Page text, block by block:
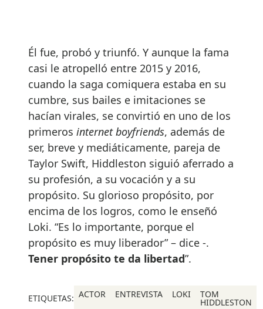
Él fue, probó y triunfó. Y aunque la fama
casi le atropelló entre 2015 y 2016,
cuando la saga comiquera estaba en su
cumbre, sus bailes e imitaciones se
hacían virales, se convirtió en uno de los
primeros internet boyfriends, además de
ser, breve y mediáticamente, pareja de
Taylor Swift, Hiddleston siguió aferrado a
su profesión, a su vocación y a su
propósito. Su glorioso propósito, por
encima de los logros, como le enseñó
Loki. “Es lo importante, porque el
propósito es muy liberador” – dice -.
Tener propósito te da libertad”.
ETIQUETAS: ACTOR ENTREVISTA LOKI TOM
HIDDLESTON